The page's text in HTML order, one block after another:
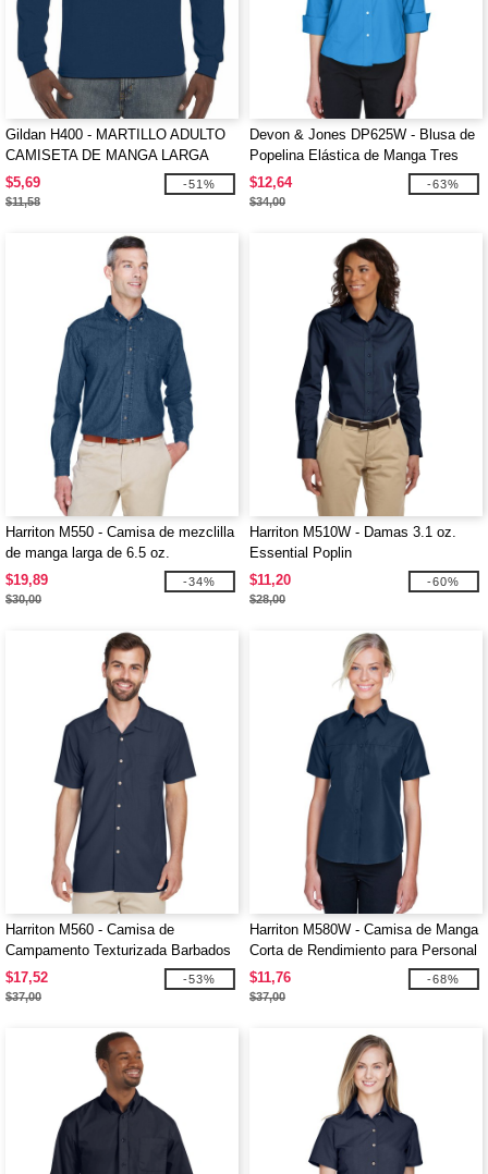
Gildan H400 - MARTILLO ADULTO
CAMISETA DE MANGA LARGA
$5,69
$11,58
-51%
Devon & Jones DP625W - Blusa de
Popelina Elástica de Manga Tres
Cuartos para Dama
$12,64
$34,00
-63%
Harriton M550 - Camisa de mezclilla
de manga larga de 6.5 oz.
$19,89
$30,00
-34%
Harriton M510W - Damas 3.1 oz.
Essential Poplin
$11,20
$28,00
-60%
Harriton M560 - Camisa de
Campamento Texturizada Barbados
$17,52
$37,00
-53%
Harriton M580W - Camisa de Manga
Corta de Rendimiento para Personal
Key West para Damas
$11,76
$37,00
-68%